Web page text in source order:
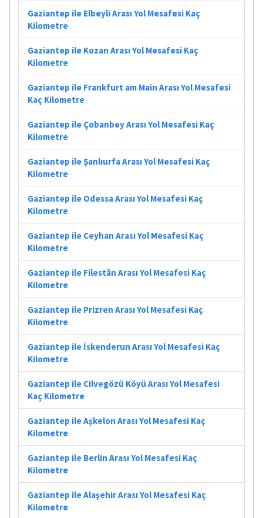
Gaziantep ile Elbeyli Arası Yol Mesafesi Kaç
Kilometre
Gaziantep ile Kozan Arası Yol Mesafesi Kaç
Kilometre
Gaziantep ile Frankfurt am Main Arası Yol Mesafesi
Kaç Kilometre
Gaziantep ile Çobanbey Arası Yol Mesafesi Kaç
Kilometre
Gaziantep ile Şanlıurfa Arası Yol Mesafesi Kaç
Kilometre
Gaziantep ile Odessa Arası Yol Mesafesi Kaç
Kilometre
Gaziantep ile Ceyhan Arası Yol Mesafesi Kaç
Kilometre
Gaziantep ile Filestān Arası Yol Mesafesi Kaç
Kilometre
Gaziantep ile Prizren Arası Yol Mesafesi Kaç
Kilometre
Gaziantep ile İskenderun Arası Yol Mesafesi Kaç
Kilometre
Gaziantep ile Cilvegözü Köyü Arası Yol Mesafesi
Kaç Kilometre
Gaziantep ile Aşkelon Arası Yol Mesafesi Kaç
Kilometre
Gaziantep ile Berlin Arası Yol Mesafesi Kaç
Kilometre
Gaziantep ile Alaşehir Arası Yol Mesafesi Kaç
Kilometre